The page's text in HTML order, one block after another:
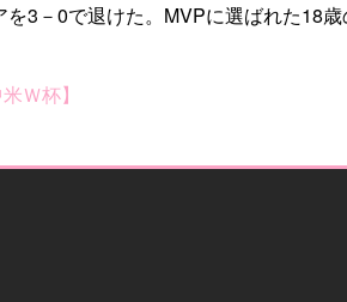
3－0で退けた。MVPに選ばれた18
Ｗ杯】